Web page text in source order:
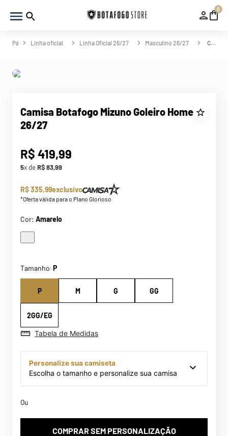
0
Linha oficial Linha Oficial 26/27 Masculino 26/27 Camisa Botafogo Mizuno Goleiro Home 26/27
Camisa Botafogo Mizuno Goleiro Home
26/27
R$ 419,99
5x deR$83,99
R$ 335,99exclusivo
*Oferta válida para o Plano Glorioso
Cor: Amarelo
Tamanho: P
2GG/EG
G GG
M
P
Tabela de Medidas
Personalize sua camiseta
Escolha o tamanho e personalize sua camisa
Ou
COMPRAR SEM PERSONALIZAÇÃO